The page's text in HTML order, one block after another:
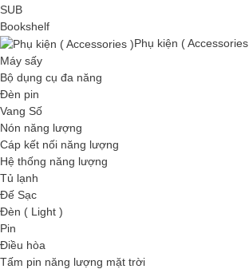
SUB
Bookshelf
Phụ kiện (
Máy sấy
Bộ dụng cụ đa năng
Đèn pin
Vang Số
Nón năng lượng
Cáp kết nối năng lượng
Hệ thống năng lượng
Tủ lạnh
Đế Sạc
Đèn ( Light )
Pin
Điều hòa
Tấm pin năng lượng mặt trời